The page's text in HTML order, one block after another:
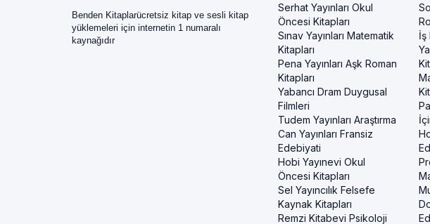
Benden Kitaplarücretsiz kitap ve sesli kitap
yüklemeleri için internetin 1 numaralı
kaynağıdır
Serhat Yayınları Okul
Öncesi Kitapları
Sınav Yayınları Matematik
Kitapları
Pena Yayınları Aşk Roman
Kitapları
Yabancı Dram Duygusal
Filmleri
Tudem Yayınları Araştırma
Can Yayınları Fransiz
Edebiyati
Hobi Yayınevi Okul
Öncesi Kitapları
Sel Yayıncılık Felsefe
Kaynak Kitapları
Remzi Kitabevi Psikoloji
İş